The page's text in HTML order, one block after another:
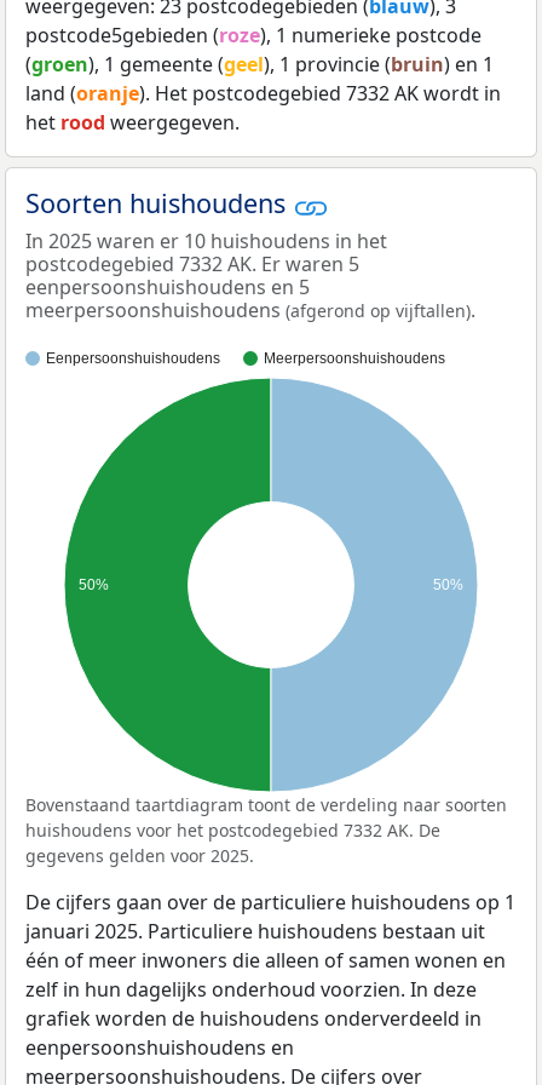
weergegeven: 23 postcodegebieden (blauw), 3
postcode5gebieden (roze), 1 numerieke postcode
(groen), 1 gemeente (geel), 1 provincie (bruin) en 1
land (oranje). Het postcodegebied 7332 AK wordt in
het rood weergegeven.
Soorten huishoudens
In 2025 waren er 10 huishoudens in het
postcodegebied 7332 AK. Er waren 5
eenpersoonshuishoudens en 5
meerpersoonshuishoudens (afgerond op vijftallen).
Eenpersoonshuishoudens Meerpersoonshuishoudens
50% 50%
Bovenstaand taartdiagram toont de verdeling naar soorten
huishoudens voor het postcodegebied 7332 AK. De
gegevens gelden voor 2025.
De cijfers gaan over de particuliere huishoudens op 1
januari 2025. Particuliere huishoudens bestaan uit
één of meer inwoners die alleen of samen wonen en
zelf in hun dagelijks onderhoud voorzien. In deze
grafiek worden de huishoudens onderverdeeld in
eenpersoonshuishoudens en
meerpersoonshuishoudens. De cijfers over